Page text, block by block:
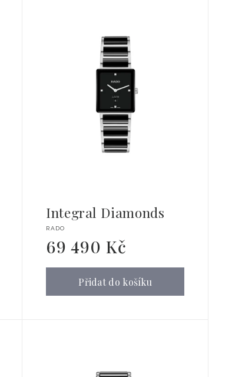
Integral Diamonds
Dodavatel:
RADO
Běžná
cena
69 490 Kč
Přidat do košíku